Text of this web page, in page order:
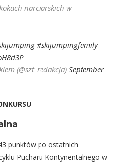
narciarskich w
#skijumpingfamily
(@szt_redakcja) September
punktów po ostatnich
Pucharu Kontynentalnego w